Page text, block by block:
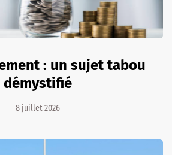
: un sujet tabou
démystifié
8 juillet 2026